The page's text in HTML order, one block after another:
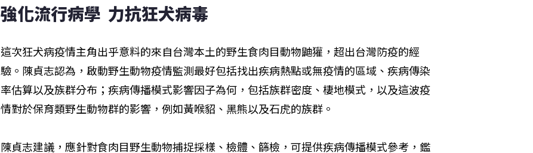
強化流行病學  力抗狂犬病毒
這次狂犬病疫情主角出乎意料的來自台灣本土的野生食肉目動物鼬獾，超出台灣防疫的經
驗。陳貞志認為，啟動野生動物疫情監測最好包括找出疾病熱點或無疫情的區域、疾病傳染
率估算以及族群分布；疾病傳播模式影響因子為何，包括族群密度、棲地模式，以及這波疫
情對於保育類野生動物群的影響，例如黃喉貂、黑熊以及石虎的族群。
陳貞志建議，應針對食肉目野生動物捕捉採樣、檢體、篩檢，可提供疾病傳播模式參考，鑑